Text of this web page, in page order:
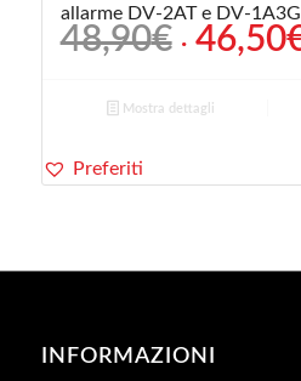
allarme DV-2AT e DV-1A3G
48,90€ Il
prezzo
originale
era:
46,50
Mostra dettagli
Preferiti
INFORMAZIONI